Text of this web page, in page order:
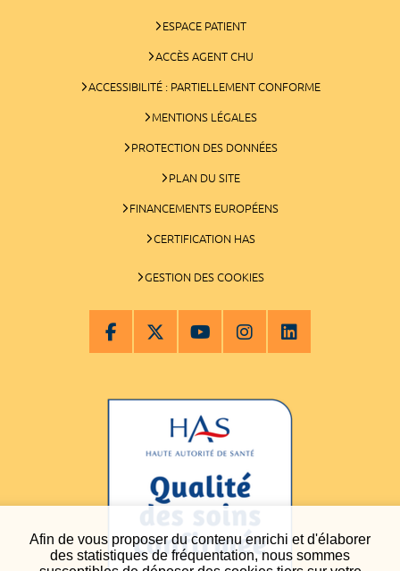
Afin de vous proposer du contenu enrichi et d'élaborer
des statistiques de fréquentation, nous sommes
ESPACE PATIENT
ACCÈS AGENT CHU
ACCESSIBILITÉ : PARTIELLEMENT CONFORME
MENTIONS LÉGALES
PROTECTION DES DONNÉES
PLAN DU SITE
FINANCEMENTS EUROPÉENS
CERTIFICATION HAS
GESTION DES COOKIES